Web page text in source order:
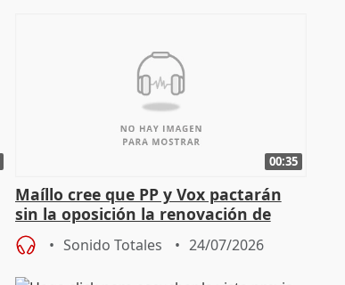
00:35
Maíllo cree que PP y Vox pactarán
sin la oposición la renovación de
órganos como el Defensor
Sonido Totales 24/07/2026